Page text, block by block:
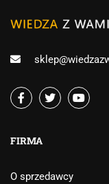
FIRMA
O sprzedawcy